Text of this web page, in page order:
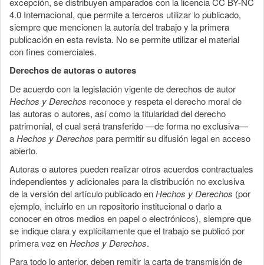
4.0 Internacional, que permite a terceros utilizar lo publicado,
siempre que mencionen la autoría del trabajo y la primera
publicación en esta revista. No se permite utilizar el material
con fines comerciales.
Derechos de autoras o autores
De acuerdo con la legislación vigente de derechos de autor
Hechos y Derechos reconoce y respeta el derecho moral de
las autoras o autores, así como la titularidad del derecho
patrimonial, el cual será transferido —de forma no exclusiva—
aHechos y Derechos para permitir su difusión legal en acceso
abierto.
Autoras o autores pueden realizar otros acuerdos contractuales
independientes y adicionales para la distribución no exclusiva
de la versión del artículo publicado enHechos y Derechos (por
ejemplo, incluirlo en un repositorio institucional o darlo a
conocer en otros medios en papel o electrónicos), siempre que
se indique clara y explícitamente que el trabajo se publicó por
primera vez enHechos y Derechos.
Para todo lo anterior, deben remitir la carta de transmisión de